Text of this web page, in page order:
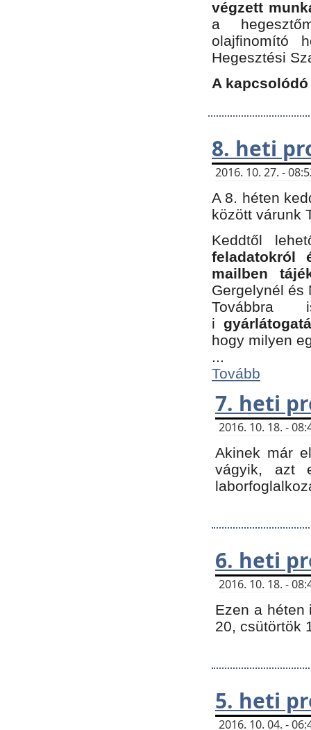
végzett
a
olajfinomító
Hegesztési
A
8. heti
2016. 10. 27. -
A 8. héten
között várunk
Keddtől
feladatokról
mailben
Gergelynél és
Továbbra
i
hogy milyen
...
Tovább
7. heti
2016. 10. 18. -
Akinek már
vágyik, azt
6. heti
2016. 10. 18. -
Ezen a héten
20, csütörtök
5. heti
2016. 10. 04. -